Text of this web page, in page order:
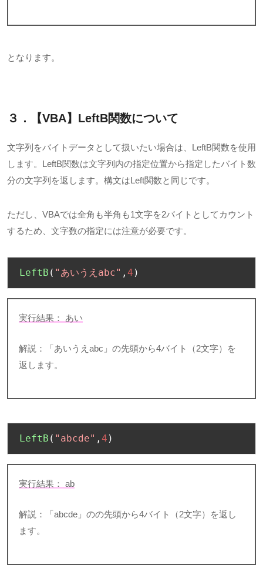
となります。
３．【VBA】LeftB関数について
文字列をバイトデータとして扱いたい場合は、 LeftB関数を使用
します。
LeftB関数は文字列内の指定位置から指定したバイト数
分の文字列を返します。構文はLeft関数と同じです。
ただし、 VBAでは全角も半角も1文字を2バイトとしてカウント
するため、文字数の指定には注意が必要です。
LeftB ( "あいうえabc" , 4 )
実行結果： あい
解説：「あいうえ abc 」の先頭から4バイト（2文字）を
返します。
LeftB ( "abcde" , 4 )
実行結果： ab
解説：「 abcde 」のの先頭から4バイト（2文字）を返し
ます。